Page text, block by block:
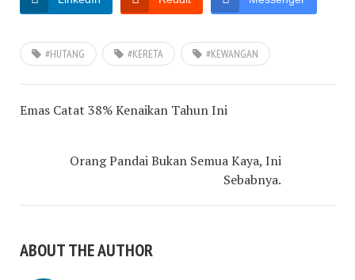
#HUTANG #KERETA #KEWANGAN
Emas Catat 38% Kenaikan Tahun Ini
Orang Pandai Bukan Semua Kaya, Ini
Sebabnya.
ABOUT THE AUTHOR